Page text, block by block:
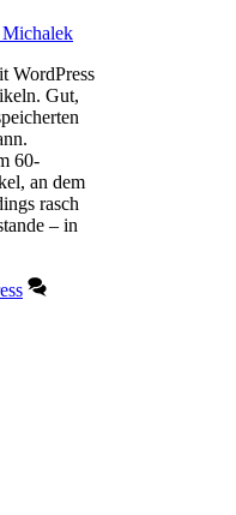
WordPress
Gut,
60-
an dem
rasch
– in